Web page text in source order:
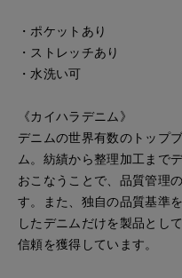
・ポケットあり
・ストレッチあり
・水洗い可
《カイハラデニム》
デニムの世界有数のトップ
ム。紡績から整理加工まで
おこなうことで、品質管理
す。また、独自の品質基準
したデニムだけを製品とし
信頼を獲得しています。